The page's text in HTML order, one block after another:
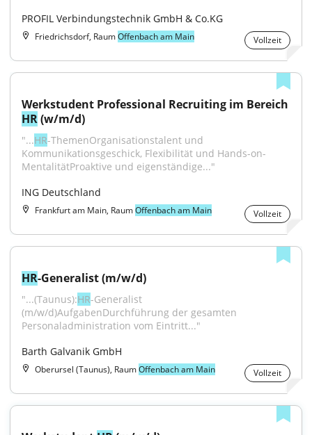
PROFIL Verbindungstechnik GmbH & Co.KG
Friedrichsdorf, RaumOffenbach am Main Vollzeit
HR (w/m/d)
"...HR-ThemenOrganisationstalent und
Kommunikationsgeschick, Flexibilität und Hands-on-
MentalitätProaktive und eigenständige..."
ING Deutschland
Frankfurt am Main, RaumOffenbach am Main Vollzeit
HR-Generalist (m/w/d)
"...(Taunus):HR-Generalist
(m/w/d)AufgabenDurchführung der gesamten
Personaladministration vom Eintritt..."
Barth Galvanik GmbH
Oberursel (Taunus), RaumOffenbach am Main Vollzeit